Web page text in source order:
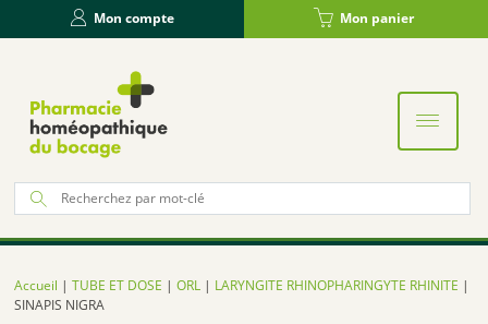
Mon compte Mon panier
:
Accueil |TUBE ET DOSE |ORL | LARYNGITE RHINOPHARINGYTE RHINITE |
SINAPIS NIGRA
Panneau de gestion des cookies